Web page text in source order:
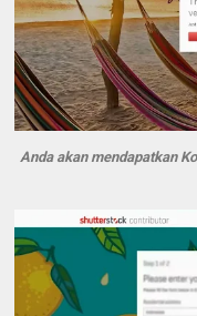
Anda akan mendapatkan